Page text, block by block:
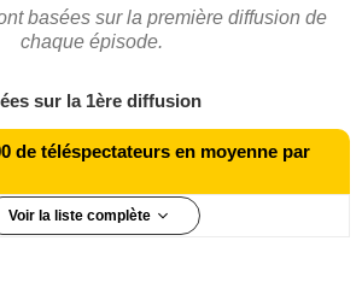
basées sur la première diffusion de
chaque épisode.
sur la 1ère diffusion
de téléspectateurs en moyenne par
Voir la liste complète